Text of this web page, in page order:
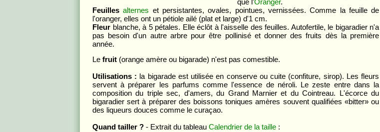
que l'Oranger.
Feuilles alternes et persistantes, ovales, pointues, vernissées. Comme la feuille de
l'oranger, elles ont un pétiole ailé (plat et large) d'1 cm.
Fleur blanche, à 5 pétales. Elle éclôt à l'aisselle des feuilles. Autofertile, le bigaradier n'a
pas besoin d'un autre arbre pour être pollinisé et donner des fruits dès la première
année.
Le fruit (orange amère ou bigarade) n'est pas comestible.
Utilisations : la bigarade est utilisée en conserve ou cuite (confiture, sirop). Les fleurs
servent à préparer les parfums comme l'essence de néroli. Le zeste entre dans la
composition du triple sec, d'amers, du Grand Marnier et du Cointreau. L'écorce du
bigaradier sert à préparer des boissons toniques amères souvent qualifiées «bitter» ou
des liqueurs douces comme le curaçao.
Quand tailler ? - Extrait du tableau Calendrier de la taille :